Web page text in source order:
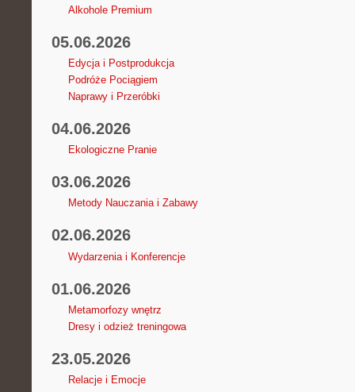
Alkohole Premium
05.06.2026
Edycja i Postprodukcja
Podróże Pociągiem
Naprawy i Przeróbki
04.06.2026
Ekologiczne Pranie
03.06.2026
Metody Nauczania i Zabawy
02.06.2026
Wydarzenia i Konferencje
01.06.2026
Metamorfozy wnętrz
Dresy i odzież treningowa
23.05.2026
Relacje i Emocje